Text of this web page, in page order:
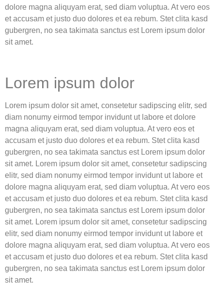
dolore magna aliquyam erat, sed diam voluptua. At vero eos
et accusam et justo duo dolores et ea rebum. Stet clita kasd
gubergren, no sea takimata sanctus est Lorem ipsum dolor
sit amet.
Lorem ipsum dolor
Lorem ipsum dolor sit amet, consetetur sadipscing elitr, sed
diam nonumy eirmod tempor invidunt ut labore et dolore
magna aliquyam erat, sed diam voluptua. At vero eos et
accusam et justo duo dolores et ea rebum. Stet clita kasd
gubergren, no sea takimata sanctus est Lorem ipsum dolor
sit amet. Lorem ipsum dolor sit amet, consetetur sadipscing
elitr, sed diam nonumy eirmod tempor invidunt ut labore et
dolore magna aliquyam erat, sed diam voluptua. At vero eos
et accusam et justo duo dolores et ea rebum. Stet clita kasd
gubergren, no sea takimata sanctus est Lorem ipsum dolor
sit amet. Lorem ipsum dolor sit amet, consetetur sadipscing
elitr, sed diam nonumy eirmod tempor invidunt ut labore et
dolore magna aliquyam erat, sed diam voluptua. At vero eos
et accusam et justo duo dolores et ea rebum. Stet clita kasd
gubergren, no sea takimata sanctus est Lorem ipsum dolor
sit amet.